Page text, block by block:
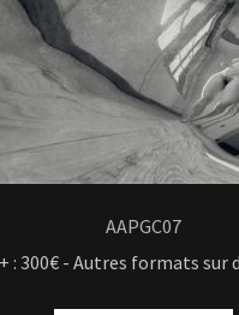
AAPGC07
: 300€ - Autres formats sur